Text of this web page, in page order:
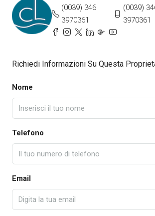
(0039) 346
3970361
(0039)
3970361
Richiedi Informazioni Su Questa
Nome
Telefono
Email